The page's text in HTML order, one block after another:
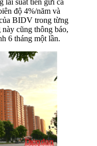
lãi suất tiền gửi cá
độ 4%/năm và
BIDV trong từng
cũng thông báo,
6 tháng một lần.